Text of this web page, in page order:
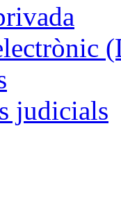
judicials